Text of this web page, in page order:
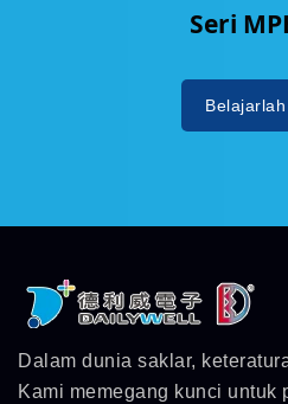
Seri
Dalam dunia saklar,
Kami memegang kunci untuk